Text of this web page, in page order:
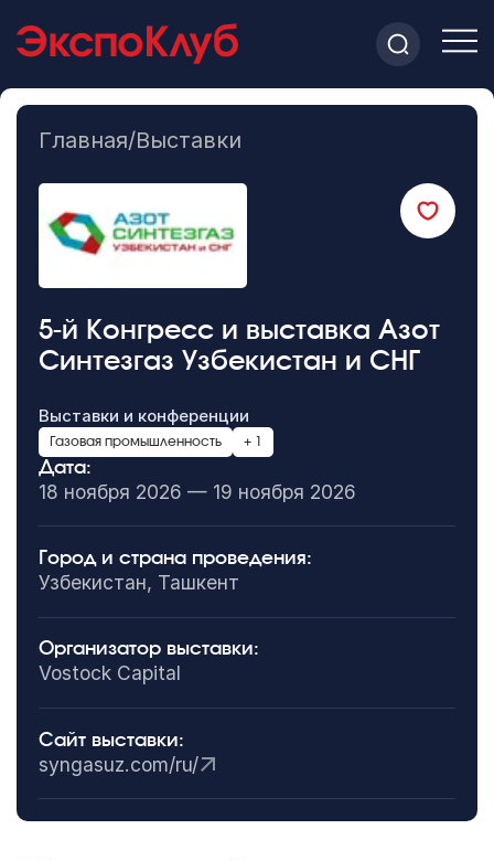
Главная/Выставки
5-й Конгресс и выставка Азот
Синтезгаз Узбекистан и СНГ
Выставки и конференции
Газовая промышленность + 1
Дата:
18 ноября 2026 — 19 ноября 2026
Город и страна проведения:
Узбекистан, Ташкент
Организатор выставки:
Vostock Capital
Сайт выставки:
syngasuz.com/ru/